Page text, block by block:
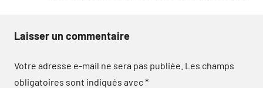
Laisser un commentaire
Votre adresse e-mail ne sera pas publiée. Les champs
obligatoires sont indiqués avec*